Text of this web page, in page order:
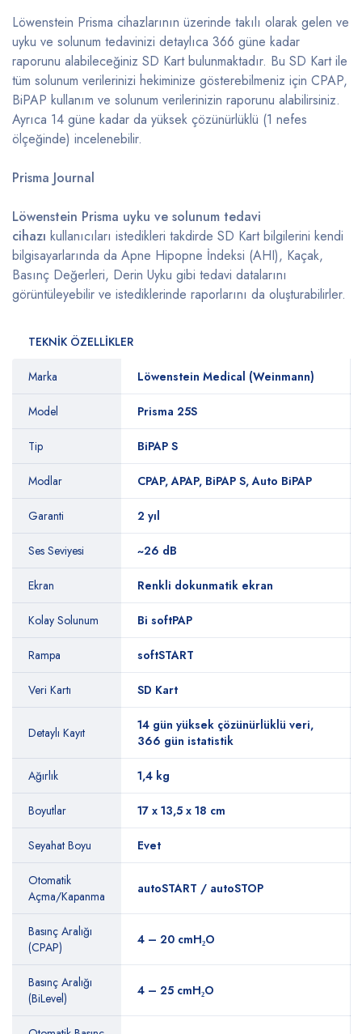
Löwenstein Prisma cihazlarının üzerinde takılı olarak gelen ve
uyku ve solunum tedavinizi detaylıca 366 güne kadar
raporunu alabileceğiniz SD Kart bulunmaktadır. Bu SD Kart ile
tüm solunum verilerinizi hekiminize gösterebilmeniz için CPAP,
BiPAP kullanım ve solunum verilerinizin raporunu alabilirsiniz.
Ayrıca 14 güne kadar da yüksek çözünürlüklü (1 nefes
ölçeğinde) incelenebilir.
Prisma Journal
Löwenstein Prisma uyku ve solunum tedavi
cihazı kullanıcıları istedikleri takdirde SD Kart bilgilerini kendi
bilgisayarlarında da Apne Hipopne İndeksi (AHI), Kaçak,
Basınç Değerleri, Derin Uyku gibi tedavi datalarını
görüntüleyebilir ve istediklerinde raporlarını da oluşturabilirler.
TEKNİK ÖZELLİKLER
Marka Löwenstein Medical (Weinmann)
Model Prisma 25S
Tip BiPAP S
Modlar CPAP, APAP, BiPAP S, Auto BiPAP
Garanti 2 yıl
Ses Seviyesi ~26 dB
Ekran Renkli dokunmatik ekran
Kolay Solunum Bi softPAP
Rampa softSTART
Veri Kartı SD Kart
Detaylı Kayıt
14 gün yüksek çözünürlüklü veri,
366 gün istatistik
Ağırlık 1,4 kg
Boyutlar 17 x 13,5 x 18 cm
Seyahat Boyu Evet
Otomatik
Açma/Kapanma
autoSTART / autoSTOP
Basınç Aralığı
(CPAP)
4 – 20 cmH₂O
Basınç Aralığı
(BiLevel)
4 – 25 cmH₂O